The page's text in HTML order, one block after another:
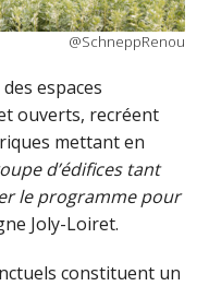
@SchneppRenou
espaces
ouverts, recréent
mettant en
d’édifices tant
le programme pour
Joly-Loiret.
constituent un